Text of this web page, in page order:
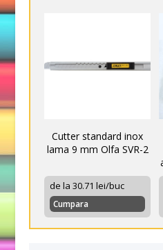
Cutter standard inox
lama 9 mm Olfa SVR-2
de la 30.71 lei/buc
Cumpara